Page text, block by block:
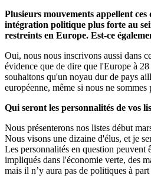
Plusieurs mouvements appellent
intégration politique plus forte au
restreints en Europe. Est-ce
Oui, nous nous inscrivons aussi dans
évidence que de dire que l'Europe à
souhaitons qu'un noyau dur de pays
européenne, même si nous ne sommes
Qui seront les personnalités de vos
Nous présenterons nos listes début
Nous visons une dizaine d'élus, et je
Les personnalités en question peuvent
impliqués dans l'économie verte, des
mais il n’y aura pas de politiques à